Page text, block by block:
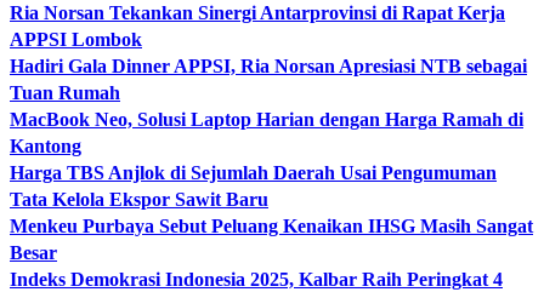
Ria Norsan Tekankan Sinergi Antarprovinsi di Rapat Kerja
APPSI Lombok
Hadiri Gala Dinner APPSI, Ria Norsan Apresiasi NTB sebagai
Tuan Rumah
MacBook Neo, Solusi Laptop Harian dengan Harga Ramah di
Kantong
Harga TBS Anjlok di Sejumlah Daerah Usai Pengumuman
Tata Kelola Ekspor Sawit Baru
Menkeu Purbaya Sebut Peluang Kenaikan IHSG Masih Sangat
Besar
Indeks Demokrasi Indonesia 2025, Kalbar Raih Peringkat 4